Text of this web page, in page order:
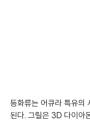
등화류는 어큐라 특유
된다. 그릴은 3D 다이아